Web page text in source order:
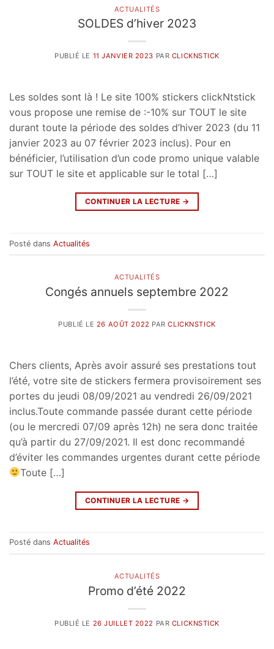
ACTUALITÉS
SOLDES d’hiver 2023
PUBLIÉ LE 11 JANVIER 2023 PAR CLICKNSTICK
Les soldes sont là ! Le site 100% stickers clickNtstick
vous propose une remise de :-10% sur TOUT le site
durant toute la période des soldes d’hiver 2023 (du 11
janvier 2023 au 07 février 2023 inclus). Pour en
bénéficier, l’utilisation d’un code promo unique valable
sur TOUT le site et applicable sur le total […]
CONTINUER LA LECTURE →
Posté dans Actualités
ACTUALITÉS
Congés annuels septembre 2022
PUBLIÉ LE 26 AOÛT 2022 PARCLICKNSTICK
Chers clients, Après avoir assuré ses prestations tout
l’été, votre site de stickers fermera provisoirement ses
portes du jeudi 08/09/2021 au vendredi 26/09/2021
inclus.Toute commande passée durant cette période
(ou le mercredi 07/09 après 12h) ne sera donc traitée
qu’à partir du 27/09/2021. Il est donc recommandé
d’éviter les commandes urgentes durant cette période
Toute […]
CONTINUER LA LECTURE →
Posté dans Actualités
ACTUALITÉS
Promo d’été 2022
PUBLIÉ LE 26 JUILLET 2022 PAR CLICKNSTICK